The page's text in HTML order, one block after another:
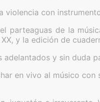
con
parteaguas de la
y la edición de
y sin duda
en vivo al músico